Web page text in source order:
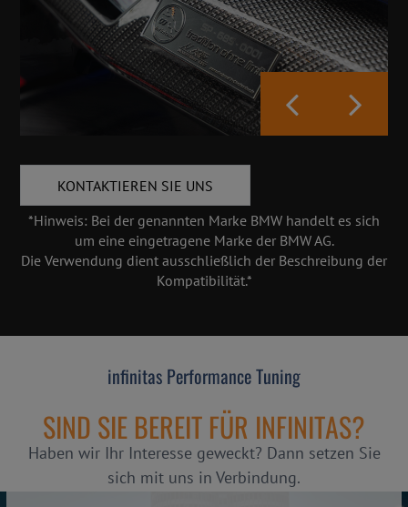
KONTAKTIEREN SIE UNS
*Hinweis: Bei der genannten Marke BMW handelt es sich
um eine eingetragene Marke der BMW AG.
Die Verwendung dient ausschließlich der Beschreibung der
Kompatibilität.*
infinitas Performance Tuning
SIND SIE BEREIT FÜR INFINITAS?
Haben wir Ihr Interesse geweckt? Dann setzen Sie
sich mit uns in Verbindung.